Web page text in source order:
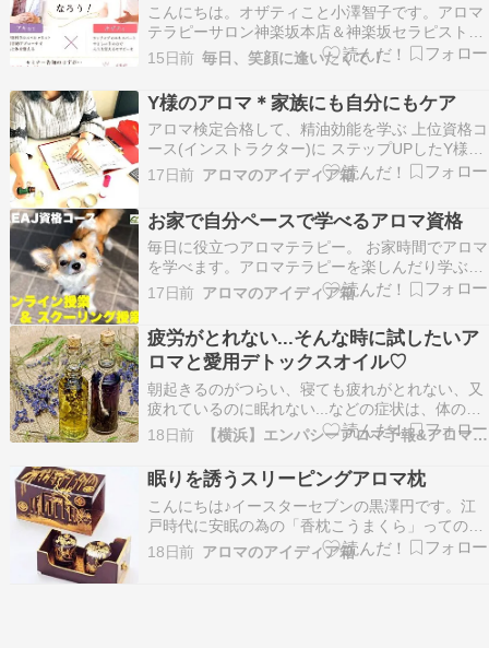
こんにちは。オザティこと小澤智子です。アロマ
テラピーサロン神楽坂本店＆神楽坂セラピスト育
成スクールの『エフェクティブタッチ』を主宰し
ています。 人気ブログランキングに参加していま
す昨日、脳科学者のアキ先生をお迎えしてインス
タライブを開催しました〜✨ご視聴いただいた皆
さま、本当に…
15日前 毎日、笑顔に逢いたくて！
Y様のアロマ＊家族にも自分にもケア
アロマ検定合格して、精油効能を学ぶ 上位資格コ
ース(インストラクター)に ステップUPしたY様で
す♪ 家族の健康管理やY様自身の美容に 精油を役
立てるそうです アロマテラピー検定合格後には、
オンライン＆マイペース制で学べる精油の２コー
スをお勧めします！①精油効能を学ぶ上位資格コ
ー…
17日前 アロマのアイディア箱
お家で自分ペースで学べるアロマ資格
毎日に役立つアロマテラピー。 お家時間でアロマ
を学べます。アロマテラピーを楽しんだり学ぶ時
に必須なのが、精油を利用する方法「アロマ実
習」で、当校の全資格コース、必ずアロマ実習を
行っています♬ 多忙でも、子育て中でも、介護中
でも受 講できる 座学はオンライン授業で、実習
はスクーリン…
17日前 アロマのアイディア箱
疲労がとれない...そんな時に試したいア
ロマと愛用デトックスオイル♡
朝起きるのがつらい、寝ても疲れがとれない、又
疲れているのに眠れない...などの症状は、体のサ
インであり、心にも余裕がなくなります。 悪循環
です。。 そんな時に、癒しのサポートとなるアロ
マと長年愛用しているデトックスオイルを今回
は、紹介していきます＾＾ 結局のところ、疲れを
内臓か…
18日前 【横浜】エンパシーアロマ予報&アロマ講座
眠りを誘うスリーピングアロマ枕
こんにちは♪イースターセブンの黒澤円です。江
戸時代に安眠の為の「香枕こうまくら」ってのが
あったんですって関ヶ原の合戦前後に公家から流
行したらしく、安眠を促しながら髪に香りを染み
18日前 アロマのアイディア箱